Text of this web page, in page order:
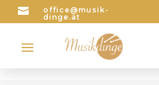

office@musik-
dinge.at
a